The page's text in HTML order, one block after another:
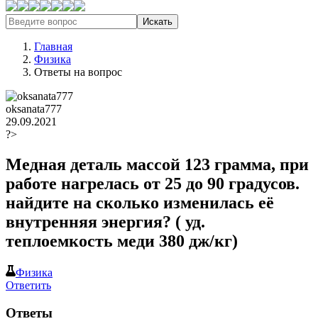
Искать
Главная
Физика
Ответы на вопрос
oksanata777
29.09.2021
?>
Медная деталь массой 123 грамма, при
работе нагрелась от 25 до 90 градусов.
найдите на сколько изменилась её
внутренняя энергия? ( уд.
теплоемкость меди 380 дж/кг)
Физика
Ответить
Ответы